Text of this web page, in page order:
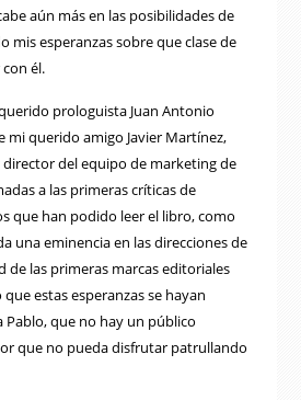
aún más en las posibilidades de
mis esperanzas sobre que clase de
él.
prologuista Juan Antonio
mi querido amigo Javier Martínez,
del equipo de marketing de
a las primeras críticas de
que han podido leer el libro, como
una eminencia en las direcciones de
de las primeras marcas editoriales
estas esperanzas se hayan
Pablo, que no hay un público
que no pueda disfrutar patrullando